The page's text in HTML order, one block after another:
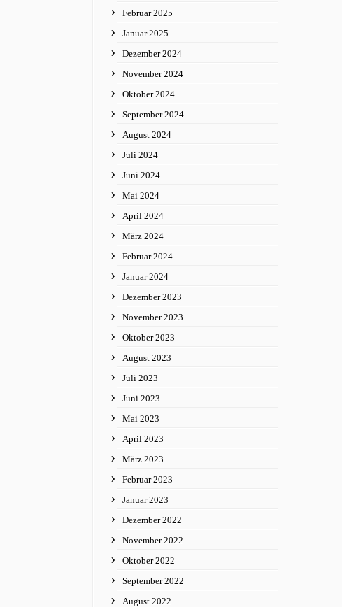
Februar 2025
Januar 2025
Dezember 2024
November 2024
Oktober 2024
September 2024
August 2024
Juli 2024
Juni 2024
Mai 2024
April 2024
März 2024
Februar 2024
Januar 2024
Dezember 2023
November 2023
Oktober 2023
August 2023
Juli 2023
Juni 2023
Mai 2023
April 2023
März 2023
Februar 2023
Januar 2023
Dezember 2022
November 2022
Oktober 2022
September 2022
August 2022